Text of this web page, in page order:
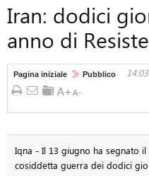
Iran: dodici
anno di
Pagina iniziale Pubblico
Iqna - Il 13 giugno ha segnato
cosiddetta guerra dei dodici